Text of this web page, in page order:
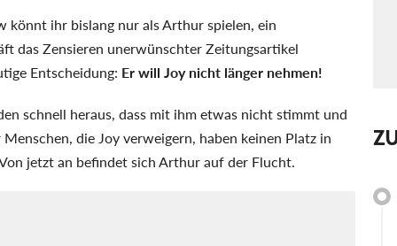
könnt ihr bislang nur als Arthur spielen, ein
das Zensieren unerwünschter Zeitungsartikel
Entscheidung: Er will Joy nicht länger nehmen!
schnell heraus, dass mit ihm etwas nicht stimmt und
die Joy verweigern, haben keinen Platz in
jetzt an befindet sich Arthur auf der Flucht.